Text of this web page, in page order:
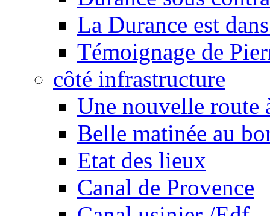
La Durance est
Témoignage de
côté infrastructure
Une nouvelle route
Belle matinée au
Etat des lieux
Canal de Provence